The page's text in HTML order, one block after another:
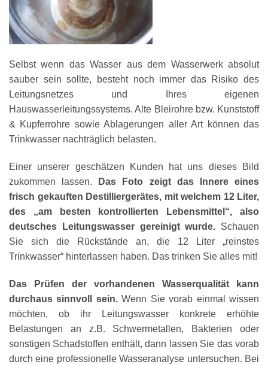
Selbst wenn das Wasser aus dem Wasserwerk absolut
sauber sein sollte, besteht noch immer das Risiko des
Leitungsnetzes und Ihres eigenen
Hauswasserleitungssystems. Alte Bleirohre bzw. Kunststoff
& Kupferrohre sowie Ablagerungen aller Art können das
Trinkwasser nachträglich belasten.
Einer unserer geschätzen Kunden hat uns dieses Bild
zukommen lassen.
Das Foto zeigt das Innere eines
frisch gekauften Destilliergerätes, mit welchem 12 Liter,
des „am besten kontrollierten Lebensmittel“, also
deutsches Leitungswasser gereinigt wurde. Schauen
Sie sich die Rückstände an, die 12 Liter „reinstes
Trinkwasser“ hinterlassen haben. Das trinken Sie alles mit!
Das Prüfen der vorhandenen Wasserqualität kann
durchaus sinnvoll sein.Wenn Sie vorab einmal wissen
möchten, ob ihr Leitungswasser konkrete erhöhte
Belastungen an z.B. Schwermetallen, Bakterien oder
sonstigen Schadstoffen enthält, dann lassen Sie das vorab
durch eine professionelle Wasseranalyse untersuchen. Bei